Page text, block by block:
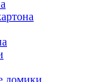
домики